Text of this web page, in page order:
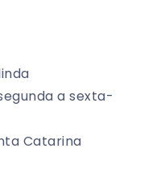
a sexta-
Catarina